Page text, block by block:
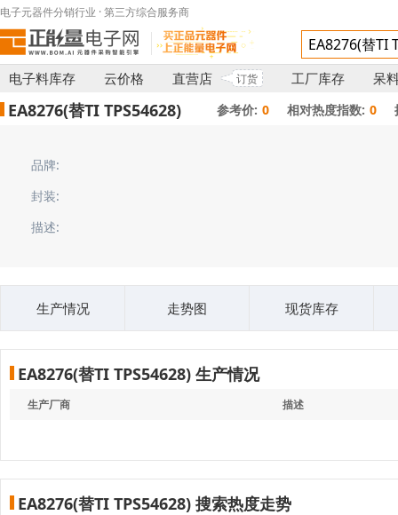
电子元器件分销行业 · 第三方综合服务商
电子料库存 云价格 直营店 订货 工厂库存 呆
EA8276(替TI TPS54628) 参考价: 0 相对热度指数: 0
品牌:
封装:
描述:
生产情况 走势图 现货库存
EA8276(替TI TPS54628) 生产情况
生产厂商 描述
EA8276(替TI TPS54628) 搜索热度走势